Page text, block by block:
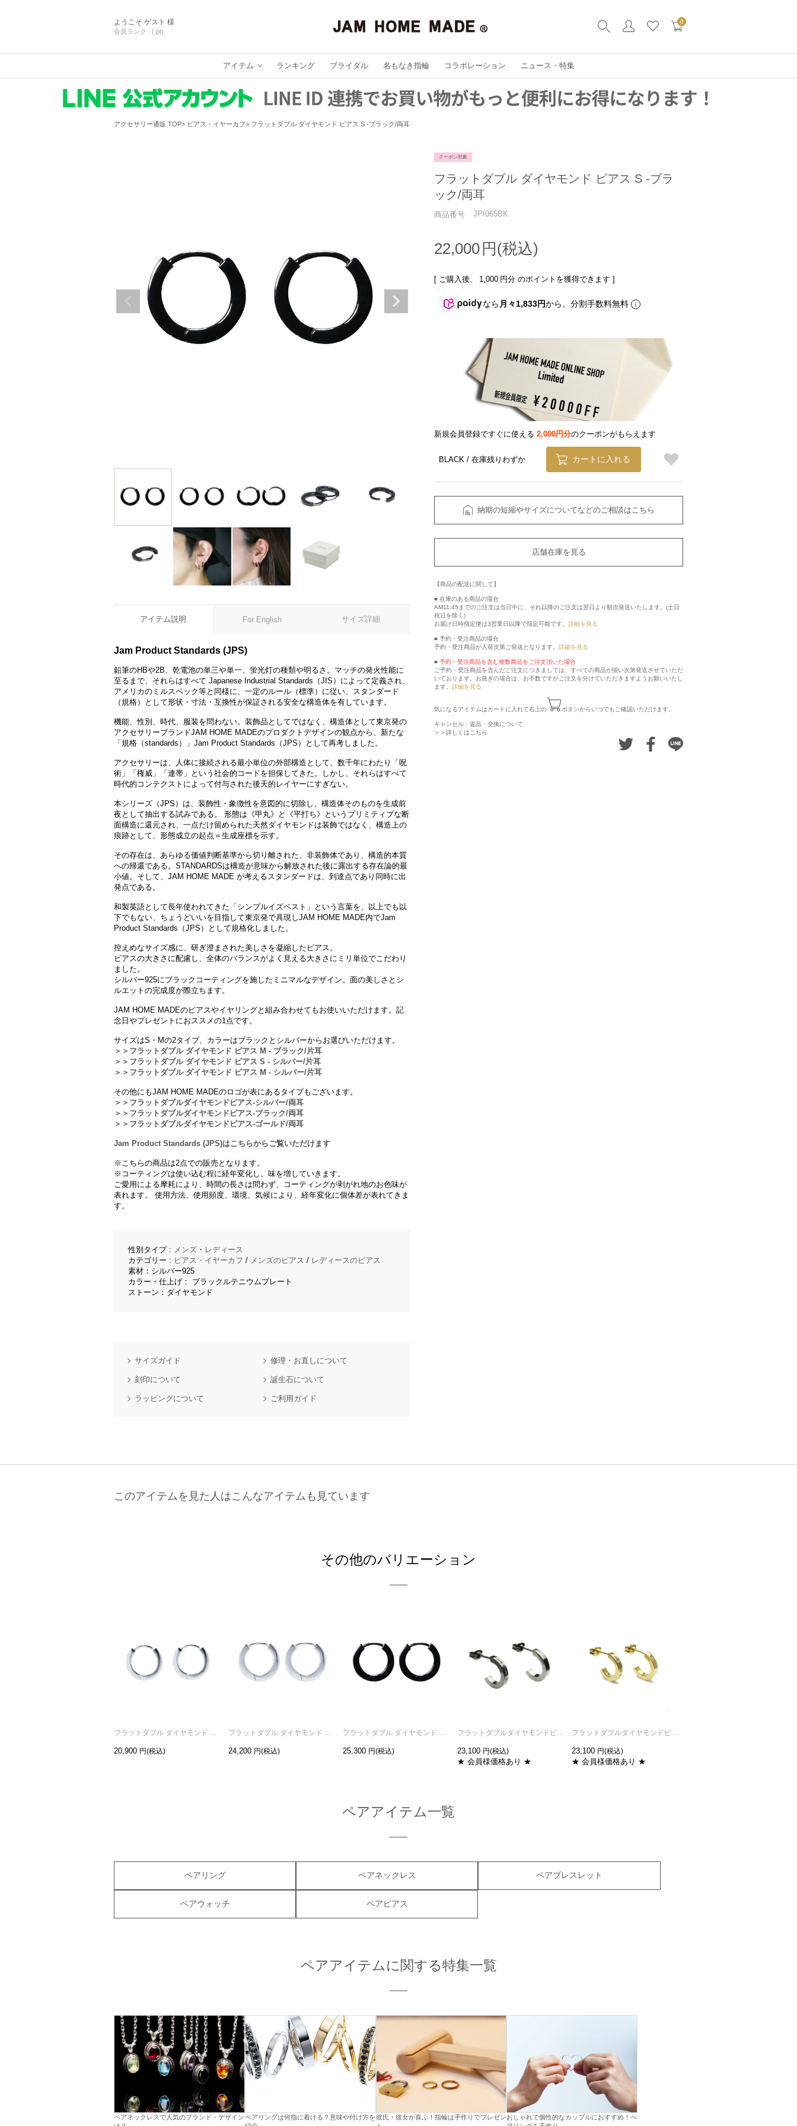
ようこそ ゲスト 様
会員ランク : ( pt)
0
アイテム ランキング ブライダル 名もなき指輪 コラボレーション ニュース・特集
アクセサリー通販 TOP ピアス・イヤーカフ フラットダブル ダイヤモンド ピアス S -ブラック/両耳
アイテム説明 For English サイズ詳細
Jam Product Standards (JPS)
鉛筆のHBや2B、乾電池の単三や単一、蛍光灯の種類や明るさ。マッチの発火性能に
至るまで、それらはすべて Japanese Industrial Standards（JIS）によって定義され、
アメリカのミルスペック等と同様に、一定のルール（標準）に従い、スタンダード
（規格）として形状・寸法・互換性が保証される安全な構造体を有しています。
機能、性別、時代、服装を問わない。装飾品としてではなく、構造体として東京発の
アクセサリーブランドJAM HOME MADEのプロダクトデザインの観点から、新たな
「規格（standards）」Jam Product Standards（JPS）として再考しました。
アクセサリーは、人体に接続される最小単位の外部構造として、数千年にわたり「呪
術」「権威」「連帯」という社会的コードを担保してきた。しかし、それらはすべて
時代的コンテクストによって付与された後天的レイヤーにすぎない。
本シリーズ（JPS）は、装飾性・象徴性を意図的に切除し、構造体そのものを生成前
夜として抽出する試みである。 形態は《甲丸》と《平打ち》というプリミティブな断
面構造に還元され、一点だけ留められた天然ダイヤモンドは装飾ではなく、構造上の
痕跡として、形態成立の起点＝生成座標を示す。
その存在は、あらゆる価値判断基準から切り離された、非装飾体であり、構造的本質
への帰還である。STANDARDSは構造が意味から解放された後に露出する存在論的最
小値。そして、JAM HOME MADE が考えるスタンダードは、到達点であり同時に出
発点である。
和製英語として長年使われてきた「シンプルイズベスト」という言葉を、以上でも以
下でもない、ちょうどいいを目指して東京発で具現しJAM HOME MADE内でJam
Product Standards（JPS）として規格化しました。
控えめなサイズ感に、研ぎ澄まされた美しさを凝縮したピアス。
ピアスの大きさに配慮し、全体のバランスがよく見える大きさにミリ単位でこだわり
ました。
シルバー925にブラックコーティングを施したミニマルなデザイン。面の美しさとシ
ルエットの完成度が際立ちます。
JAM HOME MADEのピアスやイヤリングと組み合わせてもお使いいただけます。記
念日やプレゼントにおススメの1点です。
サイズはS・Mの2タイプ、カラーはブラックとシルバーからお選びいただけます。
＞＞フラットダブル ダイヤモンド ピアス M - ブラック/片耳
＞＞フラットダブル ダイヤモンド ピアス S - シルバー/片耳
＞＞フラットダブル ダイヤモンド ピアス M - シルバー/片耳
その他にもJAM HOME MADEのロゴが表にあるタイプもございます。
＞＞フラットダブルダイヤモンドピアス-シルバー/両耳
＞＞フラットダブルダイヤモンドピアス-ブラック/両耳
＞＞フラットダブルダイヤモンドピアス-ゴールド/両耳
Jam Product Standards (JPS)はこちらからご覧いただけます
※こちらの商品は2点での販売となります。
※コーティングは使い込む程に経年変化し、味を増していきます。
ご愛用による摩耗により、時間の長さは問わず、コーティングが剥がれ地のお色味が
表れます。 使用方法、使用頻度、環境、気候により、経年変化に個体差が表れてきま
す。
性別タイプ : メンズ ・ レディース
カテゴリー : ピアス・イヤーカフ / メンズのピアス / レディースのピアス
素材：シルバー925
カラー・仕上げ： ブラックルテニウムプレート
ストーン：ダイヤモンド
サイズガイド 修理・お直しについて
刻印について 誕生石について
ラッピングについて ご利用ガイド
クーポン対象
フラットダブル ダイヤモンド ピアス S -ブラ
ック/両耳
商品番号 JPI065BK
22,000
[ ご購入後、 1,000 円分 のポイントを獲得できます ]
なら 月々1,833円から。分割手数料無料
新規会員登録ですぐに使える 2,000円分のクーポンがもらえます
BLACK 在庫残りわずか カートに入れる
納期の短縮やサイズについてなどのご相談はこちら
店舗在庫を見る
【商品の配送に関して】
■ 在庫のある商品の場合
AM11:45までのご注文は当日中に、それ以降のご注文は翌日より順次発送いたします。(土日
祝日を除く)
お届け日時指定便は3営業日以降で指定可能です。 詳細を見る
■ 予約・受注商品の場合
予約・受注商品が入荷次第ご発送となります。 詳細を見る
■ 予約・受注商品を含む複数商品をご注文頂いた場合
ご予約・受注商品を含んだご注文につきましては、すべての商品が揃い次第発送させていただ
いております。お急ぎの場合は、お手数ですがご注文を分けていただきますようお願いいたし
ます。 詳細を見る
気になるアイテムはカートに入れて右上の ボタンからいつでもご確認いただけます。
キャンセル・返品・交換について
＞＞詳しくはこちら
このアイテムを見た人はこんなアイテムも見ています
その他のバリエーション
フラットダブル ダイヤモンド ピアス S -シルバー/両耳
20,900
フラットダブル ダイヤモンド ピアス M -シルバー/両耳
24,200
フラットダブル ダイヤモンド ピアス M -ブラック/両耳
25,300
フラットダブルダイヤモンドピアス-ブラック/両耳
23,100
★ 会員様価格あり ★
フラットダブルダイヤモンドピアス-ゴールド/両耳
23,100
★ 会員様価格あり ★
ペアアイテム一覧
ペアリング ペアネックレス ペアブレスレット
ペアウォッチ ペアピアス
ペアアイテムに関する特集一覧
ペアネックレスで人気のブランド・デザインペアリングは何指に着ける？意味や付け方を彼氏・彼女が喜ぶ！指輪は手作りでプレゼンおしゃれで個性的なカップルにおすすめ！ペ